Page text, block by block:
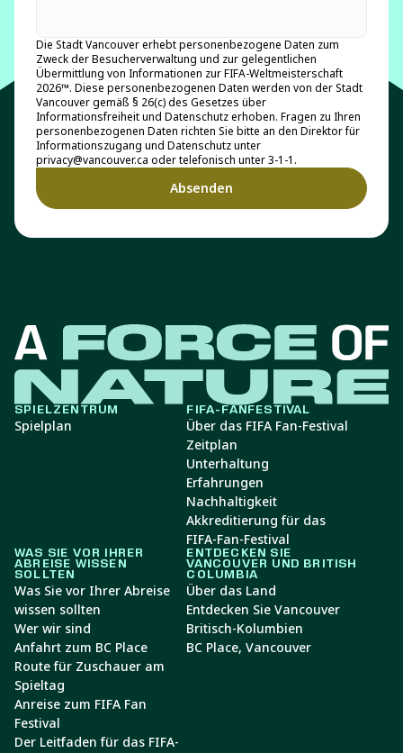
Die Stadt Vancouver erhebt personenbezogene Daten zum
Zweck der Besucherverwaltung und zur gelegentlichen
Übermittlung von Informationen zur FIFA-Weltmeisterschaft
2026™. Diese personenbezogenen Daten werden von der Stadt
Vancouver gemäß § 26(c) des Gesetzes über
Informationsfreiheit und Datenschutz erhoben. Fragen zu Ihren
personenbezogenen Daten richten Sie bitte an den Direktor für
Informationszugang und Datenschutz unter
privacy@vancouver.ca oder telefonisch unter 3-1-1.
SPIELZENTRUM
Spielplan
FIFA-FANFESTIVAL
Über das FIFA Fan-Festival
Zeitplan
Unterhaltung
Erfahrungen
Nachhaltigkeit
Akkreditierung für das
FIFA-Fan-Festival
WAS SIE VOR IHRER
ABREISE WISSEN
SOLLTEN
Was Sie vor Ihrer Abreise
wissen sollten
Wer wir sind
Anfahrt zum BC Place
Route für Zuschauer am
Spieltag
Anreise zum FIFA Fan
Festival
Der Leitfaden für das FIFA-
ENTDECKEN SIE
VANCOUVER UND BRITISH
COLUMBIA
Über das Land
Entdecken Sie Vancouver
Britisch-Kolumbien
BC Place, Vancouver